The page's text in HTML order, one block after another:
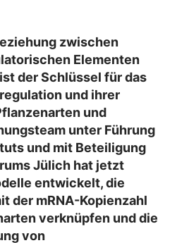
zwischen
Elementen
der Schlüssel für das
und ihrer
und
unter Führung
und mit Beteiligung
Jülich hat jetzt
entwickelt, die
der mRNA-Kopienzahl
verknüpfen und die
von